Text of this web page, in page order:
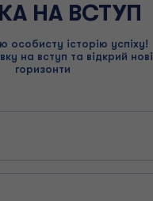
НА ВСТУП
особисту історію успіху!
на вступ та відкрий нові
горизонти